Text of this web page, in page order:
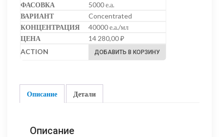
5000 е.а.
Concentrated
40000 е.а./мл
14 280,00₽
ДОБАВИТЬ В КОРЗИНУ
Описание Детали
Описание